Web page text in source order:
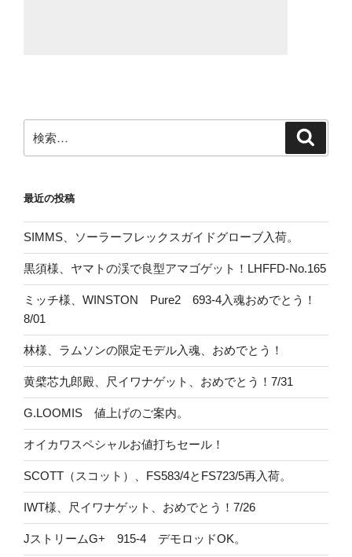
索:
最近の投稿
SIMMS、ソーラーフレックスガイドグローブ入荷。
黒須様、ヤマトの渓で良型アマゴゲット！LHFFD-No.165
ミッチ様、WINSTON Pure2 693-4入魂おめでとう！
8/01
林様、ラムソンの限定モデル入魂、おめでとう！
黄檗芯九郎殿、尺イワナゲット、おめでとう！7/31
G.LOOMIS 値上げのご案内。
オイカワスペシャルお値打ちセール！
SCOTT（スコット）、FS583/4とFS723/5再入荷。
IWT様、尺イワナゲット、おめでとう！7/26
JストリームG+ 915-4 デモロッドOK。